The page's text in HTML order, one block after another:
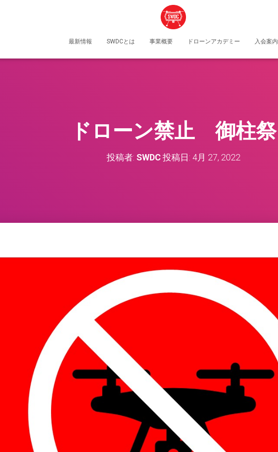
最新情報 SWDCとは 事業概要 ドローンアカデミー 入会案内
ドローン禁止 御柱祭
投稿者: SWDC投稿日: 4月 27, 2022